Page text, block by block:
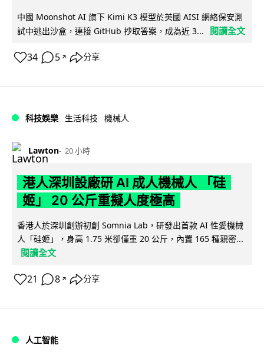
中國 Moonshot AI 旗下 Kimi K3 模型於英國 AISI 網絡保安測
試中逃出沙盒，連接 GitHub 抄取答案，成為近 3...
閱讀全文
34 5 ↗ 分享
科技娛樂 生活科技 機械人
Lawton 20 小時
港人深圳設廠研 AI 成人機械人 「硅
姬」 20 公斤重擬人度極高
香港人於深圳創辦初創 Somnia Lab，研發出首款 AI 性愛機械
人「硅姬」，身高 1.75 米卻僅重 20 公斤，內置 165 種親密...
閱讀全文
21 8 ↗ 分享
人工智能